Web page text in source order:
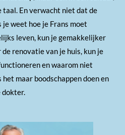
taal. En verwacht niet dat de
je weet hoe je Frans moet
leven, kun je gemakkelijker
renovatie van je huis, kun je
en waarom niet
maar boodschappen doen en
dokter.